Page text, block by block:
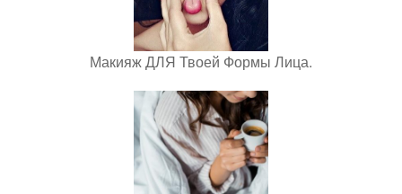
Макияж ДЛЯ Твоей Формы Лица.